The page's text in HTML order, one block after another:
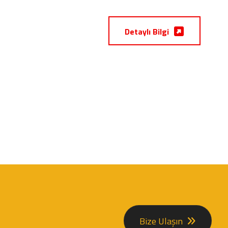
Detaylı Bilgi
Bize Ulaşın